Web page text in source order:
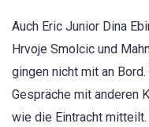
Auch Eric Junior Dina
Hrvoje Smolcic und
gingen nicht mit an
Gespräche mit anderen
wie die Eintracht